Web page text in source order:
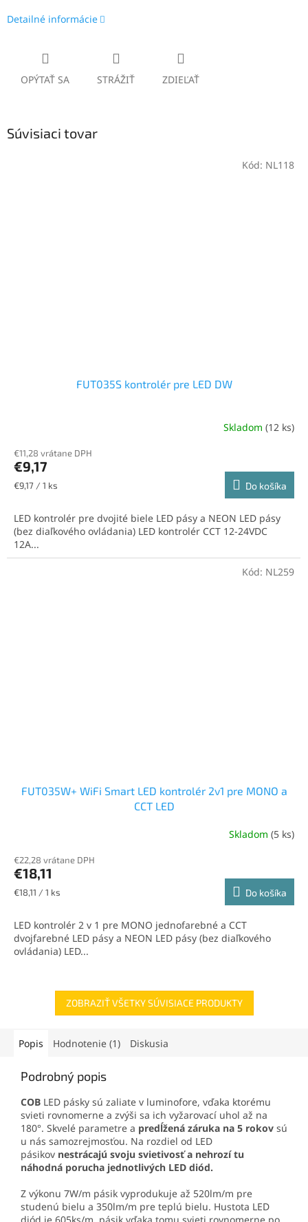
Detailné informácie
OPÝTAŤ SA STRÁŽIŤ ZDIEĽAŤ
Súvisiaci tovar
FUT035S kontrolér pre LED DW
Skladom (12 ks)
€11,28 vrátane DPH
€9,17
Jednotková
€9,17 / 1 ks Do košíka
LED kontrolér pre dvojité biele LED pásy a NEON LED pásy
(bez diaľkového ovládania) LED kontrolér CCT 12-24VDC
12A...
Kód: NL118
FUT035W+ WiFi Smart LED kontrolér 2v1 pre MONO a
CCT LED
produktu
je
5,0
hviezdičiek.
Skladom(5 ks)
€22,28 vrátane DPH
€18,11
Jednotková
€18,11 / 1 ks Do košíka
LED kontrolér 2 v 1 pre MONO jednofarebné a CCT
dvojfarebné LED pásy a NEON LED pásy (bez diaľkového
ovládania) LED...
Kód: NL259
ZOBRAZIŤ VŠETKY SÚVISIACE PRODUKTY
Popis Hodnotenie (1) Diskusia
Podrobný popis
COB LED pásky sú zaliate v luminofore, vďaka ktorému
svieti rovnomerne a zvýši sa ich vyžarovací uhol až na
180°. Skvelé parametre a predĺžená záruka na 5 rokov sú
u nás samozrejmosťou. Na rozdiel od LED
pásikov nestrácajú svoju svietivosť a nehrozí tu
náhodná porucha jednotlivých LED diód.
Z výkonu 7W/m pásik vyprodukuje až 520lm/m pre
studenú bielu a 350lm/m pre teplú bielu. Hustota LED
diód je 605ks/m, pásik vďaka tomu svieti rovnomerne po